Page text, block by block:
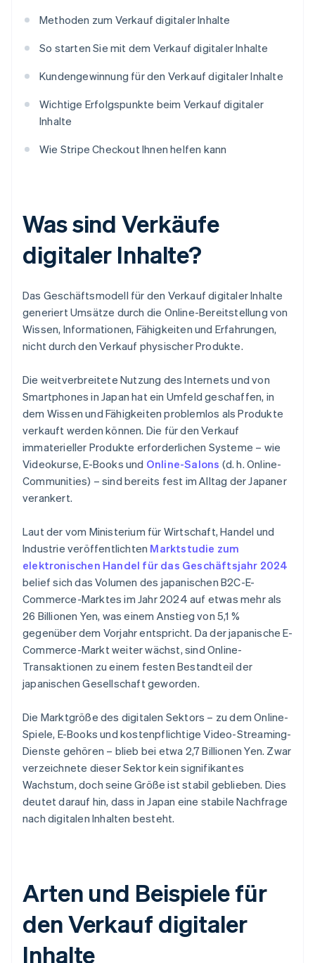
Methoden zum Verkauf digitaler Inhalte
So starten Sie mit dem Verkauf digitaler Inhalte
Kundengewinnung für den Verkauf digitaler Inhalte
Wichtige Erfolgspunkte beim Verkauf digitaler
Inhalte
Wie Stripe Checkout Ihnen helfen kann
Was sind Verkäufe
digitaler Inhalte?
Das Geschäftsmodell für den Verkauf digitaler Inhalte
generiert Umsätze durch die Online-Bereitstellung von
Wissen, Informationen, Fähigkeiten und Erfahrungen,
nicht durch den Verkauf physischer Produkte.
Die weitverbreitete Nutzung des Internets und von
Smartphones in Japan hat ein Umfeld geschaffen, in
dem Wissen und Fähigkeiten problemlos als Produkte
verkauft werden können. Die für den Verkauf
immaterieller Produkte erforderlichen Systeme – wie
Videokurse, E-Books und Online-Salons (d. h. Online-
Communities) – sind bereits fest im Alltag der Japaner
verankert.
Laut der vom Ministerium für Wirtschaft, Handel und
Industrie veröffentlichten Marktstudie zum
elektronischen Handel für das Geschäftsjahr 2024
belief sich das Volumen des japanischen B2C-E-
Commerce-Marktes im Jahr 2024 auf etwas mehr als
26 Billionen Yen, was einem Anstieg von 5,1 %
gegenüber dem Vorjahr entspricht. Da der japanische E-
Commerce-Markt weiter wächst, sind Online-
Transaktionen zu einem festen Bestandteil der
japanischen Gesellschaft geworden.
Die Marktgröße des digitalen Sektors – zu dem Online-
Spiele, E-Books und kostenpflichtige Video-Streaming-
Dienste gehören – blieb bei etwa 2,7 Billionen Yen. Zwar
verzeichnete dieser Sektor kein signifikantes
Wachstum, doch seine Größe ist stabil geblieben. Dies
deutet darauf hin, dass in Japan eine stabile Nachfrage
nach digitalen Inhalten besteht.
Arten und Beispiele für
den Verkauf digitaler
Inhalte